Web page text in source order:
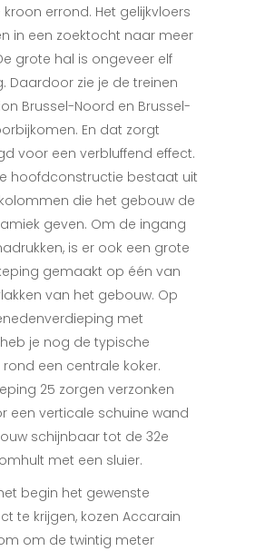
errond. Het gelijkvloers
in een zoektocht naar meer
grote hal is ongeveer elf
Daardoor zie je de treinen
Brussel-Noord en Brussel-
En dat zorgt
voor een verbluffend effect.
hoofdconstructie bestaat uit
die het gebouw de
geven. Om de ingang
is er ook een grote
gemaakt op één van
van het gebouw. Op
met
je nog de typische
een centrale koker.
25 zorgen verzonken
een verticale schuine wand
schijnbaar tot de 32e
met een sluier.
begin het gewenste
te krijgen, kozen Accarain
om de twintig meter